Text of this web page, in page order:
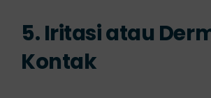
5. Iritasi atau
Kontak